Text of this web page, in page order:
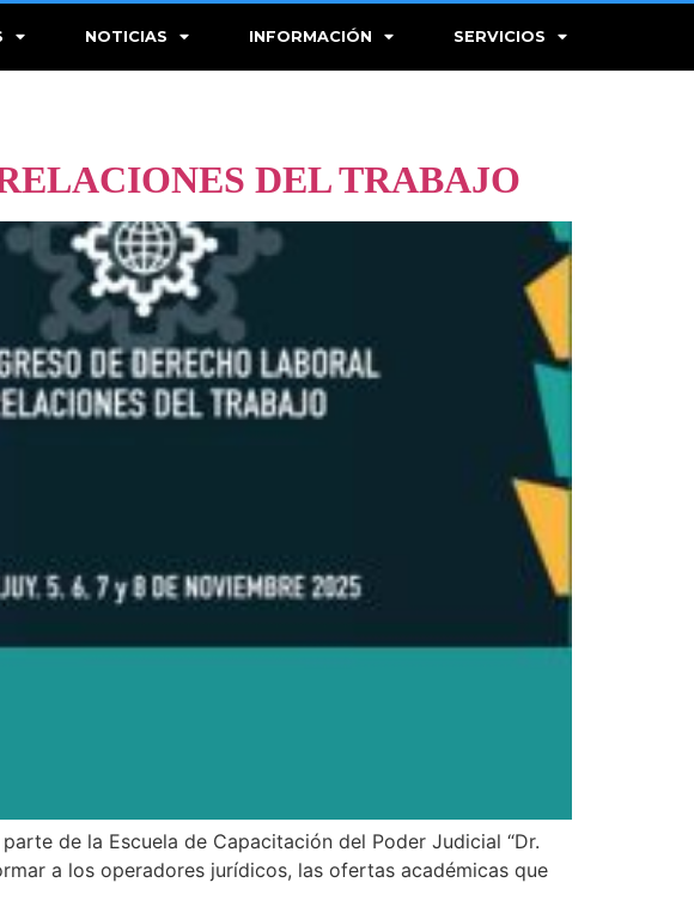
NOTICIAS INFORMACIÓN SERVICIOS
DEL TRABAJO
de la Escuela de Capacitación del Poder Judicial “Dr.
a los operadores jurídicos, las ofertas académicas que